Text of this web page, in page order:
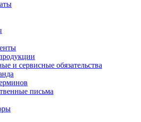
и сервисные обязательства
письма